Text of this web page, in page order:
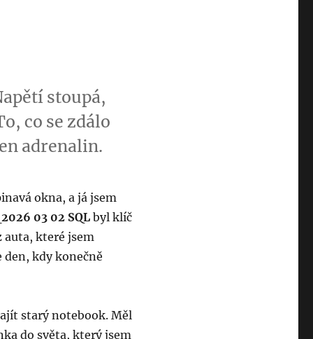
stoupá,
co se zdálo
adrenalin.
okna, a já jsem
03 02 SQLbyl klíč
auta, které jsem
den, kdy konečně
starý notebook. Měl
do světa, který jsem